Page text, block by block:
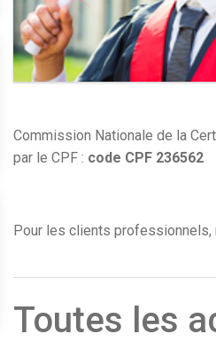
Commission Nationale de la
par le CPF : code CPF 236562
Pour les clients professionnels,
Toutes les